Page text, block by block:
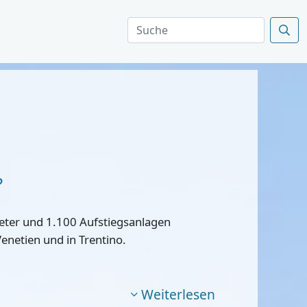
und 1.100 Aufstiegsanlagen
und in Trentino.
Weiterlesen